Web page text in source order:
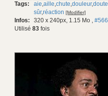
gif:
Tags: aie,aille,chute,douleur,doute
sûr,réaction [Modifier]
Infos: 320 x 240px, 1.15 Mo , #566
Utilisé 83 fois